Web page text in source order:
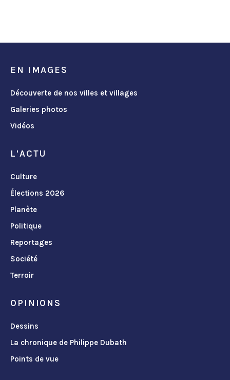
EN IMAGES
Découverte de nos villes et villages
Galeries photos
Vidéos
L'ACTU
Culture
Élections 2026
Planète
Politique
Reportages
Société
Terroir
OPINIONS
Dessins
La chronique de Philippe Dubath
Points de vue